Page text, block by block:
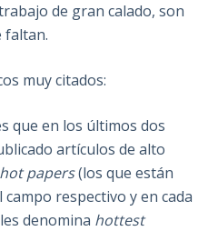
de gran calado, son
faltan.
muy citados:
que en los últimos dos
artículos de alto
hot papers(los que están
campo respectivo y en cada
denomina hottest